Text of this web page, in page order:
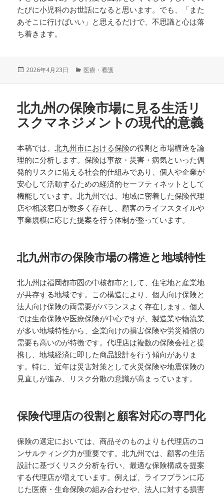
たびに小児科のお世話になると思います。でも、「また
あそこに行けばいい」と思えるだけで、不思議と心は落
ち着きます。
投
2026年4月23日
カ
ー
医療・看護
北九州の保険市場に見る生活リ
スクマネジメントの現代的意義
本稿では、北九州市における保険の役割と市場構造を論
理的に分析します。保険は事故・災害・病気といった偶
発的リスクに備える社会的仕組みであり、個人や企業が
安心して活動するための経済的セーフティネットとして
機能しています。北九州では、地域に密着した保険代理
店や相談窓口が数多く存在し、顧客のライフスタイルや
事業規模に応じた提案を行う体制が整っています。
北九州市の保険市場の構造と地域特性
北九州は福岡都市圏の中核都市として、住宅地と産業地
が共存する地域です。この構造により、個人向け保険と
法人向け保険の両需要がバランスよく存在します。個人
では生命保険や医療保険が中心ですが、製造業や物流業
が多い地域特性から、企業向けの損害保険や労災補償の
需要も高いのが特徴です。代理店は複数の保険会社と提
携し、地域経済に即した商品設計を行う傾向がありま
す。特に、近年は災害対策として火災保険や地震保険の
見直しが進み、リスク分散の意識が高まっています。
保険代理店の役割と顧客対応の専門化
保険の選定においては、商品そのものよりも代理店のコ
ンサルティング力が重要です。北九州では、顧客の生活
設計に基づくリスク分析を行い、最適な保険構成を提案
する代理店が増えています。例えば、ライフプランに応
じた医療・生命保険の組み合わせや、法人に対する損害